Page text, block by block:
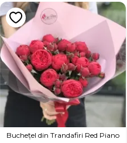
Buchețel din Trandafiri Red Piano